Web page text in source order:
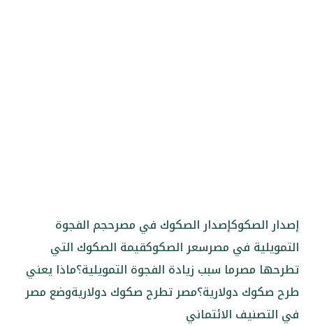
إصدار الصكوكإصدار الصكوك في مصرحجم الفجوة
التمويلية في مصرسعر الصكوكقيمة الصكوك التي
تطرحها مصرما سبب زيادة الفجوة التمويلية؟ماذا يعني
طرح صكوك دولارية؟مصر تطرح صكوك دولاريةوضع مصر
في التصنيف الائتماني